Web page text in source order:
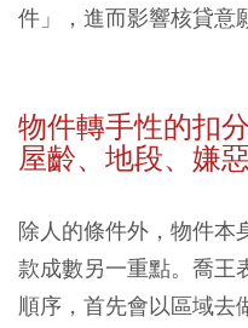
件」，進而影響核貸意
物件轉手性的扣
屋齡、地段、嫌
除人的條件外，物件本
款成數另一重點。喬王
順序，首先會以區域去